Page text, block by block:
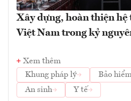
Xây dựng, hoàn thiện
Việt Nam trong kỷ
Xem thêm
Khung pháp lý
Bảo
An sinh
Y tế